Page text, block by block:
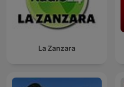
La Zanzara